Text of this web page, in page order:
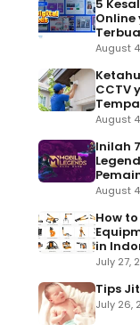
5
Online
August
CCTV
August
Inilah
August
How
in
July 27,
Tips
July 26,